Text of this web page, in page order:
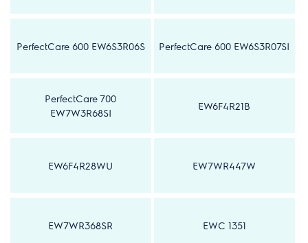
PerfectCare 600 EW6S3R06S PerfectCare 600 EW6S3R07SI
PerfectCare 700
EW7W3R68SI
EW6F4R21B
EW6F4R28WU EW7WR447W
EW7WR368SR EWC 1351